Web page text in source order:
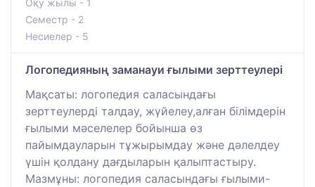
Оқу жылы - 1
Семестр - 2
Несиелер - 5
Логопедияның заманауи ғылыми зерттеулері
Мақсаты: логопедия саласындағы
зерттеулерді талдау, жүйелеу,алған білімдерін
ғылыми мәселелер бойынша өз
пайымдауларын тұжырымдау және дәлелдеу
үшін қолдану дағдыларын қалыптастыру.
Мазмұны: логопедия саласындағы ғылыми-